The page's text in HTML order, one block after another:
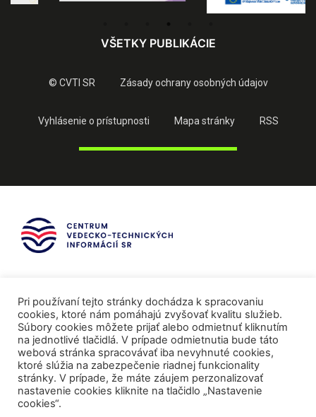
VŠETKY PUBLIKÁCIE
© CVTI SR Zásady ochrany osobných údajov
Vyhlásenie o prístupnosti Mapa stránky RSS
Mediálni partneri
Pri používaní tejto stránky dochádza k spracovaniu
cookies, ktoré nám pomáhajú zvyšovať kvalitu služieb.
Súbory cookies môžete prijať alebo odmietnuť kliknutím
na jednotlivé tlačidlá. V prípade odmietnutia bude táto
webová stránka spracovávať iba nevyhnuté cookies,
ktoré slúžia na zabezpečenie riadnej funkcionality
stránky. V prípade, že máte záujem perzonalizovať
nastavenie cookies kliknite na tlačidlo „Nastavenie
cookies“.